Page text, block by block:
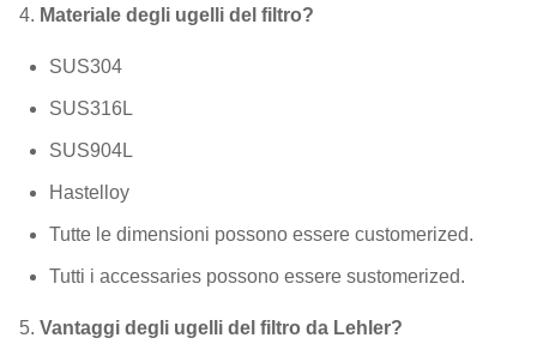
4. Materiale degli ugelli del filtro?
SUS304
SUS316L
SUS904L
Hastelloy
Tutte le dimensioni possono essere customerized.
Tutti i accessaries possono essere sustomerized.
5. Vantaggi degli ugelli del filtro da Lehler?